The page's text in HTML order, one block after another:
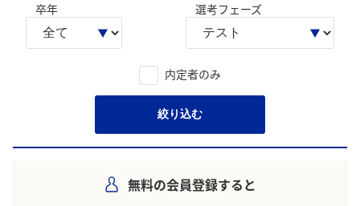
卒年
選考フェーズ
内定者のみ
絞り込む
無料の会員登録すると